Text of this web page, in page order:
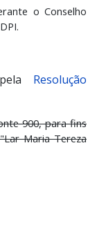
o Conselho
Resolução
900, para fins
Maria Tereza